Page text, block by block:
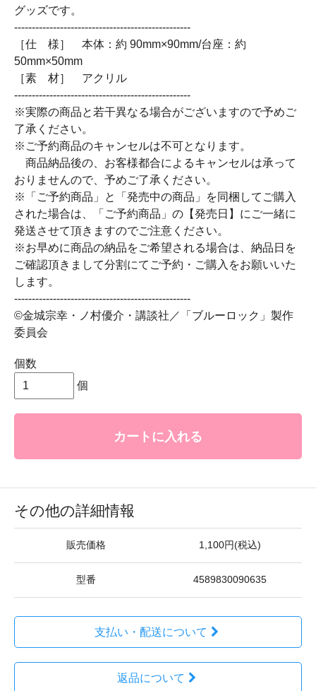
グッズです。
--------------------------------------------------
［仕 様］ 本体：約 90mm×90mm/台座：約
50mm×50mm
［素 材］ アクリル
--------------------------------------------------
※実際の商品と若干異なる場合がございますので予めご
了承ください。
※ご予約商品のキャンセルは不可となります。
商品納品後の、お客様都合によるキャンセルは承って
おりませんので、予めご了承ください。
※「ご予約商品」と「発売中の商品」を同梱してご購入
された場合は、「ご予約商品」の【発売日】にご一緒に
発送させて頂きますのでご注意ください。
※お早めに商品の納品をご希望される場合は、納品日を
ご確認頂きまして分割にてご予約・ご購入をお願いいた
します。
--------------------------------------------------
©金城宗幸・ノ村優介・講談社／「ブルーロック」製作
委員会
個数
個
カートに入れる
その他の詳細情報
販売価格 1,100円(税込)
型番 4589830090635
支払い・配送について
返品について